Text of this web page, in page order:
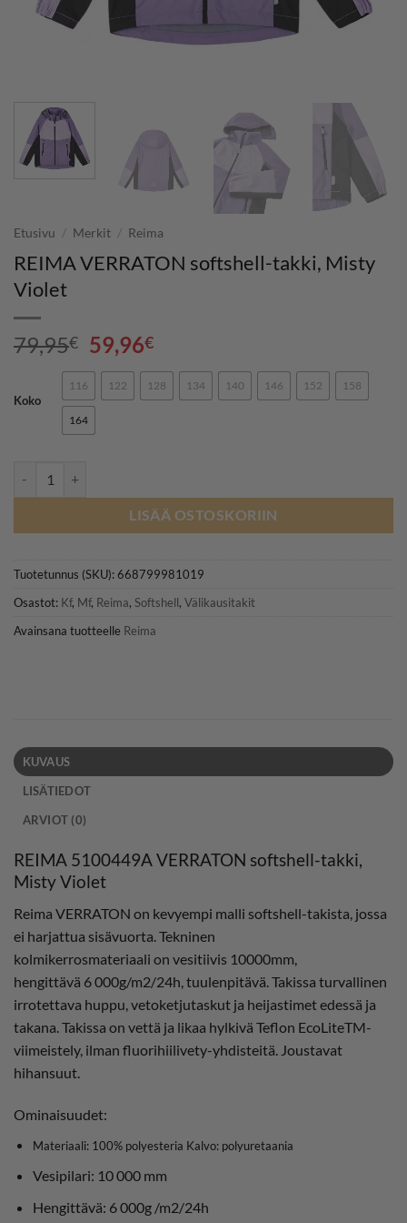
Etusivu / Merkit / Reima
REIMA VERRATON softshell-takki, Misty
Violet
79,95€
Alkuperäinen
hinta
oli:
79,95€.
59,96€Nykyinen
hinta
on:
59,96€.
Koko
116 122 128 134 140 146 152 158
164
LISÄÄ OSTOSKORIIN
Tuotetunnus (SKU):668799981019
Osastot: Kf, Mf, Reima, Softshell, Välikausitakit
Avainsana tuotteelle Reima
KUVAUS
LISÄTIEDOT
ARVIOT (0)
REIMA 5100449A VERRATON softshell-takki,
Misty Violet
Reima VERRATON on kevyempi malli softshell-takista, jossa
ei harjattua sisävuorta. Tekninen
kolmikerrosmateriaali on vesitiivis 10000mm,
hengittävä 6 000g/m2/24h, tuulenpitävä. Takissa turvallinen
irrotettava huppu, vetoketjutaskut ja heijastimet edessä ja
takana. Takissa on vettä ja likaa hylkivä Teflon EcoLiteTM-
viimeistely, ilman fluorihiilivety-yhdisteitä. Joustavat
hihansuut.
Ominaisuudet:
Materiaali: 100% polyesteria Kalvo: polyuretaania
Vesipilari: 10 000 mm
Hengittävä: 6 000g /m2/24h